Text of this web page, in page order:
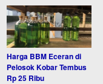
Harga BBM Eceran di
Pelosok Kobar Tembus
Rp 25 Ribu